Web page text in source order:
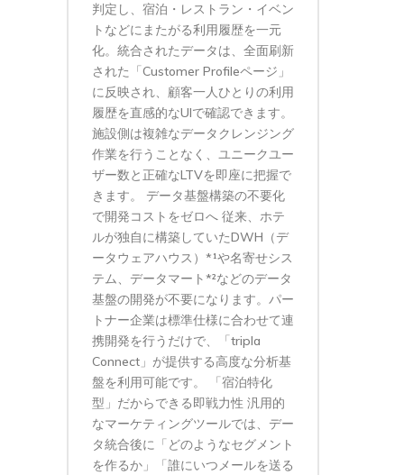
判定し、宿泊・レストラン・イベン
トなどにまたがる利用履歴を一元
化。統合されたデータは、全面刷新
された「Customer Profileページ」
に反映され、顧客一人ひとりの利用
履歴を直感的なUIで確認できます。
施設側は複雑なデータクレンジング
作業を行うことなく、ユニークユー
ザー数と正確なLTVを即座に把握で
きます。 データ基盤構築の不要化
で開発コストをゼロへ 従来、ホテ
ルが独自に構築していたDWH（デ
ータウェアハウス）*¹や名寄せシス
テム、データマート*²などのデータ
基盤の開発が不要になります。パー
トナー企業は標準仕様に合わせて連
携開発を行うだけで、「tripla
Connect」が提供する高度な分析基
盤を利用可能です。 「宿泊特化
型」だからできる即戦力性 汎用的
なマーケティングツールでは、デー
タ統合後に「どのようなセグメント
を作るか」「誰にいつメールを送る